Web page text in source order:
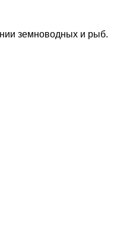
земноводных и рыб.